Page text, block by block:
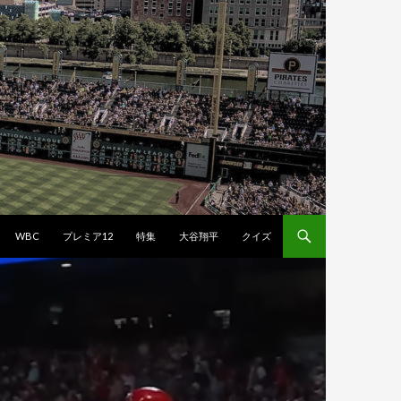
WBC プレミア12 特集 大谷翔平 クイズ